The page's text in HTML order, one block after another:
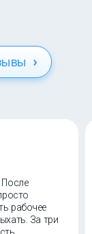
После
рабочее
За три